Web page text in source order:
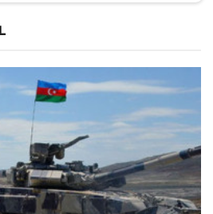
իմ տուն. մինչև ամեն բան
դուրս չի դնի»